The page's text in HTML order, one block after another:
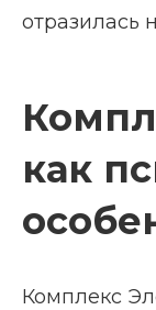
отразилась
как
Комплекс